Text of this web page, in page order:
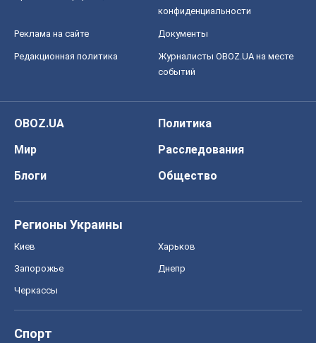
конфиденциальности
Реклама на сайте Документы
Редакционная политика
Журналисты OBOZ.UA на месте
событий
OBOZ.UA
Политика
Мир
Расследования
Блоги
Общество
Регионы Украины
Киев Харьков
Запорожье Днепр
Черкассы
Спорт